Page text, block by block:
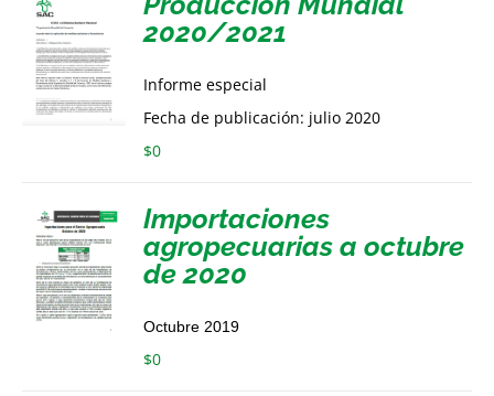
2020/2021
Informe especial
Fecha de publicación: julio 2020
$0
Importaciones
agropecuarias a octubre
de 2020
Octubre 2019
$0